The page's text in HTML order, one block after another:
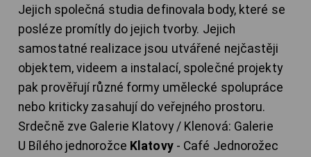
Jejich společná studia definovala body, které se
posléze promítly do jejich tvorby. Jejich
samostatné realizace jsou utvářené nejčastěji
objektem, videem a instalací, společné projekty
pak prověřují různé formy umělecké spolupráce
nebo kriticky zasahují do veřejného prostoru.
Srdečně zve Galerie Klatovy / Klenová: Galerie
U Bílého jednorožce Klatovy- Café Jednorožec